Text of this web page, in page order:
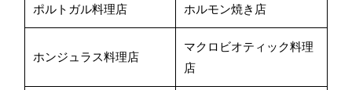
ポルトガル料理店 ホルモン焼き店
ホンジュラス料理店
マクロビオティック料理
店